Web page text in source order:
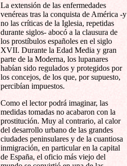
La extensión de las enfermedades
venéreas tras la conquista de América -y
no las críticas de la Iglesia, repetidas
durante siglos- abocó a la clausura de
los prostíbulos españoles en el siglo
XVII. Durante la Edad Media y gran
parte de la Moderna, los lupanares
habían sido regulados y protegidos por
los concejos, de los que, por supuesto,
percibían impuestos.
Como el lector podrá imaginar, las
medidas tomadas no acabaron con la
prostitución. Muy al contrario, al calor
del desarrollo urbano de las grandes
ciudades peninsulares y de la cuantiosa
inmigración, en particular en la capital
de España, el oficio más viejo del